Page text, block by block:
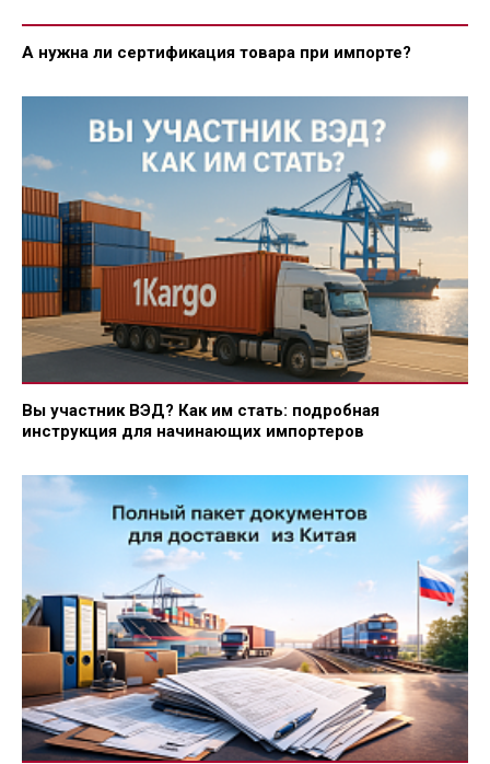
А нужна ли сертификация товара при импорте?
Вы участник ВЭД? Как им стать: подробная
инструкция для начинающих импортеров